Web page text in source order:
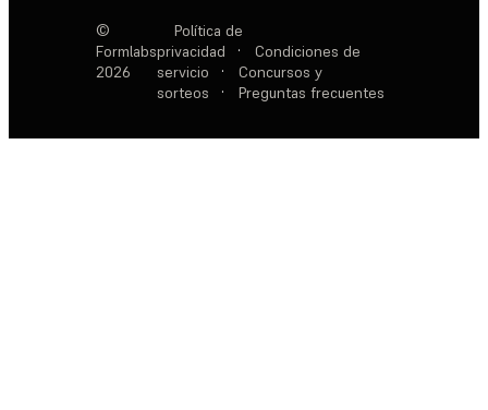
©
Formlabs
2026
Política de
privacidad
·
Condiciones de
servicio
·
Concursos y
sorteos
· Preguntas frecuentes